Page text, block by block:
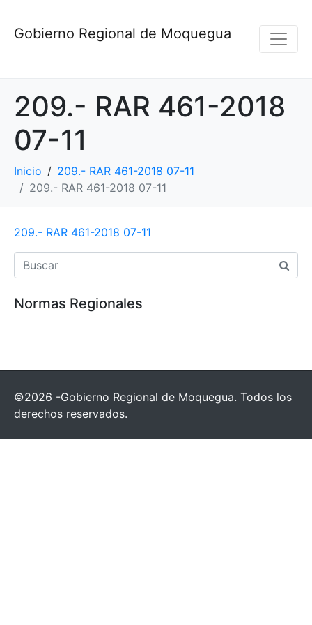
Gobierno Regional de Moquegua
209.- RAR 461-2018
07-11
Inicio
209.- RAR 461-2018 07-11
209.- RAR 461-2018 07-11
209.- RAR 461-2018 07-11
Normas Regionales
©2026 -Gobierno Regional de Moquegua. Todos los
derechos reservados.